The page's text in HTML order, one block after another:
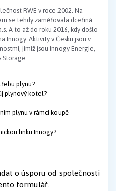
RWE v roce 2002. Na
se tehdy zaměřovala dceřiná
A to až do roku 2016, kdy došlo
Innogy. Aktivity v Česku jsou v
jimiž jsou Innogy Energie,
Storage.
plynu?
plynový kotel?
plynu v rámci koupě
linku Innogy?
o úsporu od společnosti
formulář.